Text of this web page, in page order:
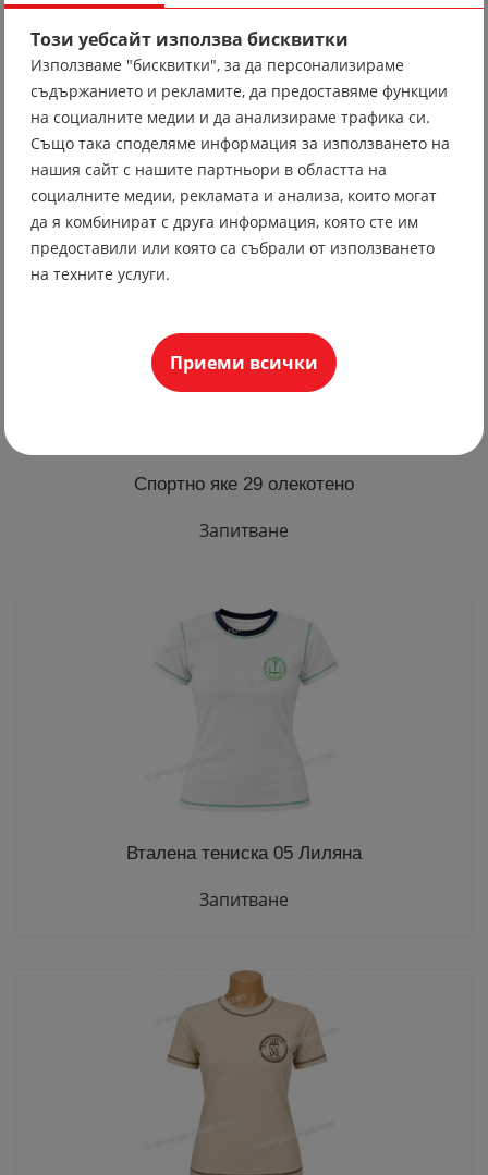
Вратовръзка 10
19.56 лв
10.00 €
Спортно яке 29 олекотено
Запитване
Вталена тениска 05 Лиляна
Запитване
Този уебсайт използва бисквитки
Използваме "бисквитки", за да персонализираме
съдържанието и рекламите, да предоставяме функции
на социалните медии и да анализираме трафика си.
Също така споделяме информация за използването на
нашия сайт с нашите партньори в областта на
социалните медии, рекламата и анализа, които могат
да я комбинират с друга информация, която сте им
предоставили или която са събрали от използването
на техните услуги.
Приеми всички